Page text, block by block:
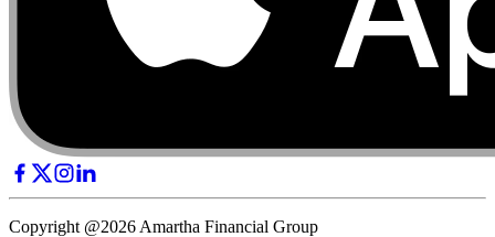
Copyright @2026 Amartha Financial Group